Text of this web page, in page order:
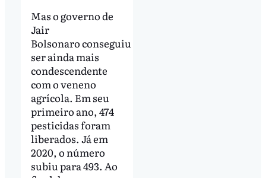
Mas o governo de
Jair
Bolsonaro conseguiu
ser ainda mais
condescendente
com o veneno
agrícola. Em seu
primeiro ano, 474
pesticidas foram
liberados. Já em
2020, o número
subiu para 493. Ao